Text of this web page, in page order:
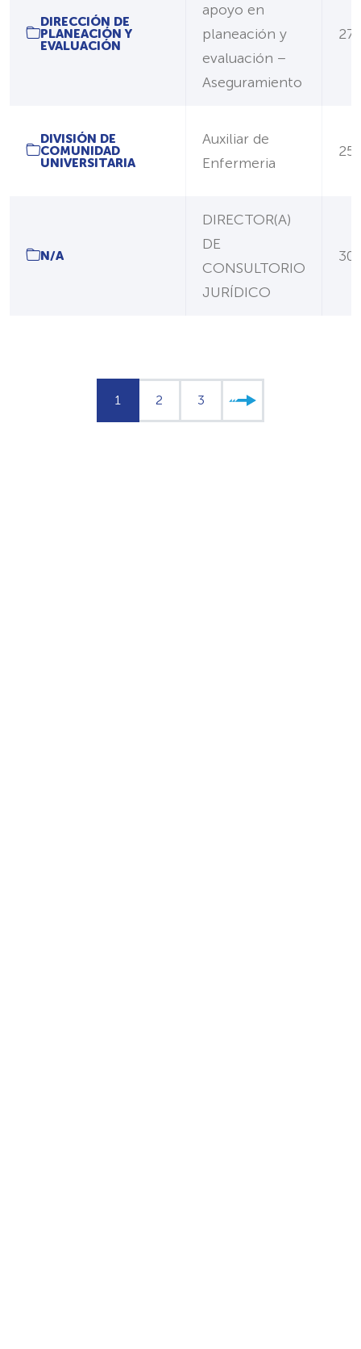
DIRECCIÓN DE
PLANEACIÓN Y
EVALUACIÓN
apoyo en
planeación y
evaluación –
Aseguramiento
DIVISIÓN DE
COMUNIDAD
UNIVERSITARIA
Auxiliar de
Enfermeria
N/A
DIRECTOR(A)
DE
CONSULTORIO
JURÍDICO
1 2 3 »